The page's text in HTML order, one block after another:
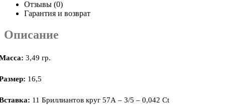
Отзывы (0)
Гарантия и возврат
Описание
3,49 гр.
16,5
11 Бриллиантов круг 57А – 3/5 – 0,042 Ct